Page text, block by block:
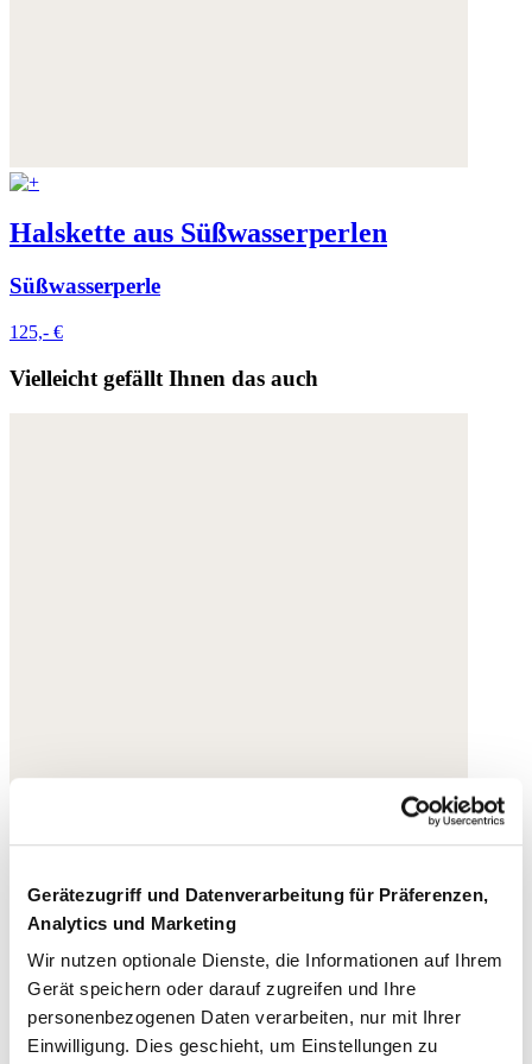
Gerätezugriff und Datenverarbeitung für Präferenzen,
Analytics und Marketing
Wir nutzen optionale Dienste, die Informationen auf Ihrem
Gerät speichern oder darauf zugreifen und Ihre
personenbezogenen Daten verarbeiten, nur mit Ihrer
Einwilligung. Dies geschieht, um Einstellungen zu
Halskette aus Süßwasserperlen
Süßwasserperle
125,- €
Vielleicht gefällt Ihnen das auch